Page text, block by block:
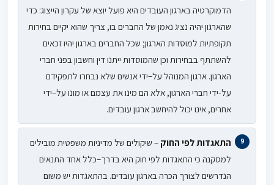
הדמוקרטיה בארגון העובדים היא פועל יוצא של עקרון הייצוג: כדי
שהארגון יהיה נציג נאמן של החברים בו, צריך שהוא יקיים בחירות
תקופתיות למוסדות הארגון; שכל החברים בארגון יהיו זכאים
להשתתף בבחירות וכן שהמוסדות ייתנו דין וחשבון בפני חברי
הארגון. ארגון המנוהל על–ידי אנשים שלא נבחרו לתפקידם
על-ידי חברי הארגון, אלא הם מינו את עצמם או מונו על–ידי
אחרים, אינו יכול להיחשב ארגון עובדים.
התאגדות לפי החוק – שיקולים של מדיניות משפטית מובילים
למסקנה כי התאגדות לפי חוק היא בדרך–כלל אחד התנאים
הנדרשים לצורך הכרה בארגון עובדים. בהתאגדות יש משום